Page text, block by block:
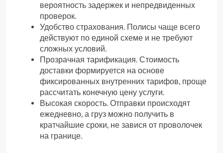
вероятность задержек и непредвиденных
проверок.
Удобство страхования. Полисы чаще всего
действуют по единой схеме и не требуют
сложных условий.
Прозрачная тарификация. Стоимость
доставки формируется на основе
фиксированных внутренних тарифов, проще
рассчитать конечную цену услуги.
Высокая скорость. Отправки происходят
ежедневно, а груз можно получить в
кратчайшие сроки, не завися от проволочек
на границе.